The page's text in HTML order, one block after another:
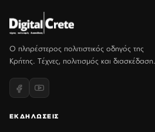
Ο πληρέστερος πολιτιστικός οδηγός της
Κρήτης. Τέχνες, πολιτισμός και διασκέδαση.
ΕΚΔΗΛΩΣΕΙΣ